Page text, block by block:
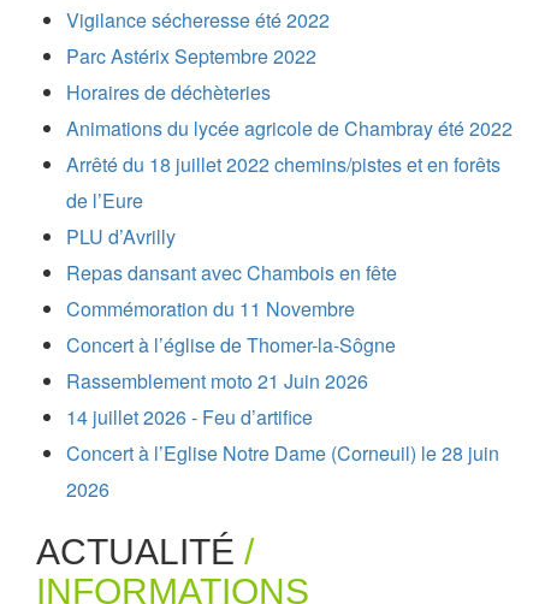
Vigilance sécheresse été 2022
Parc Astérix Septembre 2022
Horaires de déchèteries
Animations du lycée agricole de Chambray été 2022
Arrêté du 18 juillet 2022 chemins/pistes et en forêts
de l’Eure
PLU d’Avrilly
Repas dansant avec Chambois en fête
Commémoration du 11 Novembre
Concert à l’église de Thomer-la-Sôgne
Rassemblement moto 21 Juin 2026
14 juillet 2026 - Feu d’artifice
Concert à l’Eglise Notre Dame (Corneuil) le 28 juin
2026
ACTUALITÉ /
INFORMATIONS